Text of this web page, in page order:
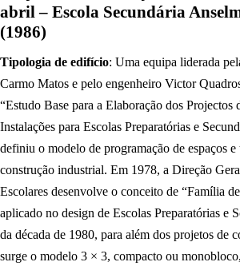
abril – Escola Secundária
(1986)
Tipologia de edifício: Uma equipa liderada
Carmo Matos e pelo engenheiro Victor
“Estudo Base para a Elaboração dos Projectos
Instalações para Escolas Preparatórias e
definiu o modelo de programação de espaços
construção industrial. Em 1978, a Direção
Escolares desenvolve o conceito de “Família
aplicado no design de Escolas Preparatórias e
da década de 1980, para além dos projetos de
surge o modelo 3 × 3, compacto ou